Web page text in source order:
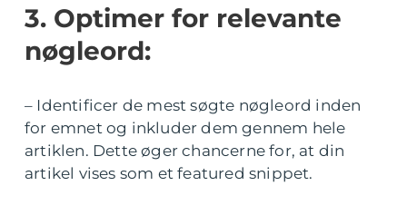
3. Optimer for relevante
nøgleord:
– Identificer de mest søgte nøgleord inden
for emnet og inkluder dem gennem hele
artiklen. Dette øger chancerne for, at din
artikel vises som et featured snippet.